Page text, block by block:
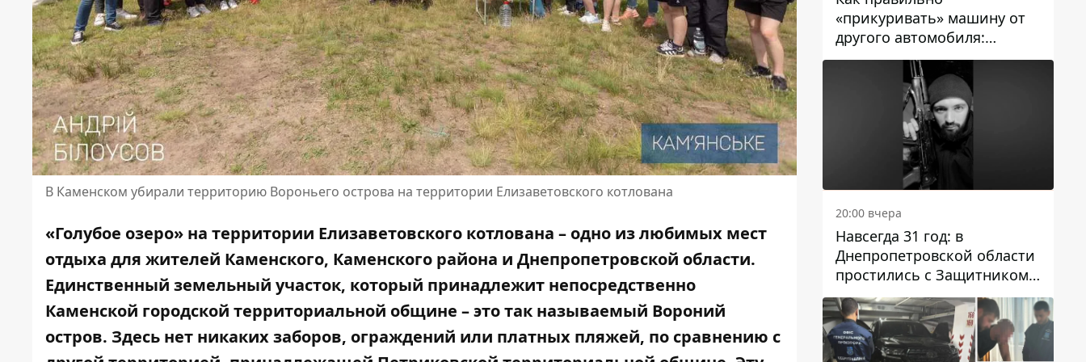
В Каменском убирали территорию Вороньего острова на территории Елизаветовского котлована
«Голубое озеро» на территории Елизаветовского котлована – одно из любимых мест
отдыха для жителей Каменского, Каменского района и Днепропетровской области.
Единственный земельный участок, который принадлежит непосредственно
Каменской городской территориальной общине – это так называемый Вороний
остров. Здесь нет никаких заборов, ограждений или платных пляжей, по сравнению с
«прикуривать» машину от
другого автомобиля:
инструкция для водителей
20:00 вчера
Навсегда 31 год: в
Днепропетровской области
простились с Защитником
Александром Репиным